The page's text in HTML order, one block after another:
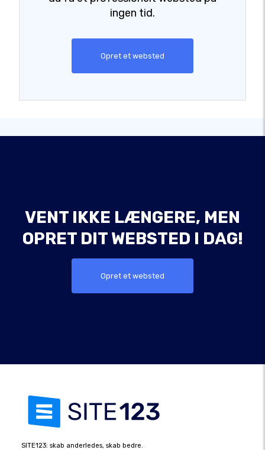
ingen tid.
Opret et websted
VENT IKKE LÆNGERE, MEN
OPRET DIT WEBSTED I DAG!
Opret et websted
SITE123: skab anderledes, skab bedre.